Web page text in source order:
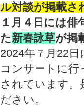
ル対談が掲載さ
１月４日には俳
た新春詠草が掲
2024年７月22
コンサートに行
されています。
ださい。